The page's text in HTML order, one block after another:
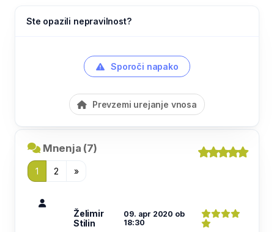
Ste opazili nepravilnost?
Sporoči napako
Prevzemi urejanje vnosa
Mnenja (7)
1 2 »
Želimir
Stilin
09. apr 2020 ob
18:30